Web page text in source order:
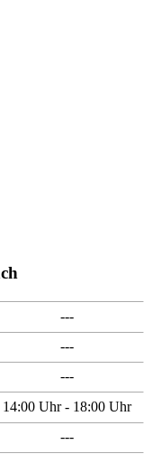
---
---
---
14:00 Uhr - 18:00 Uhr
---